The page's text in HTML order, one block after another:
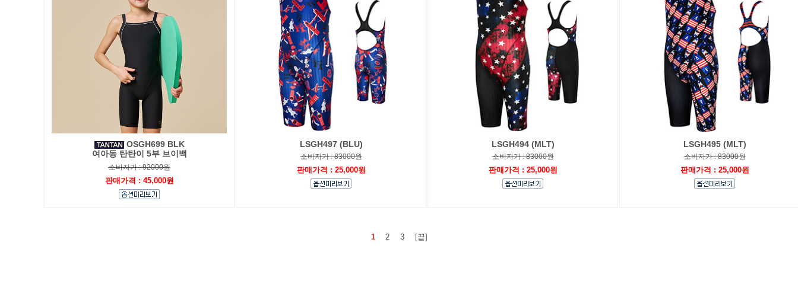
OSGH699 BLK
여아동 탄탄이 5부 브이백
소비자가 : 92000원
판매가격 : 45,000원
LSGH497 (BLU)
소비자가 : 83000원
판매가격 : 25,000원
LSGH494 (MLT)
소비자가 : 83000원
판매가격 : 25,000원
LSGH495 (MLT)
소비자가 : 83000원
판매가격 : 25,000원
1 2 3 [끝]